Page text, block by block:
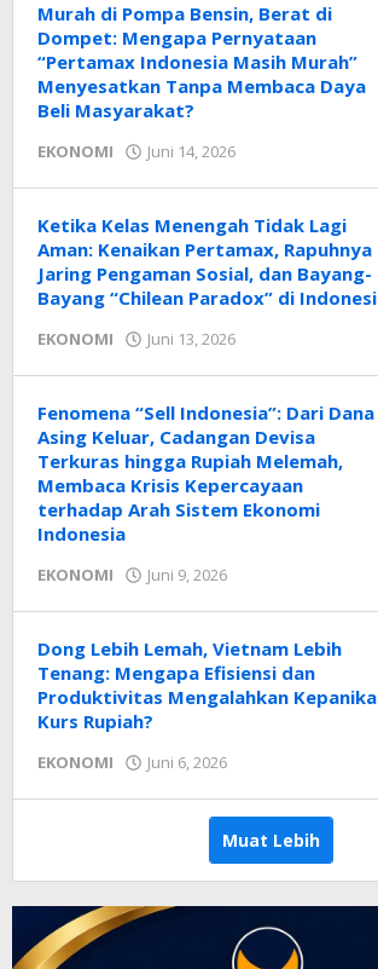
Murah di Pompa Bensin, Berat di
Dompet: Mengapa Pernyataan
“Pertamax Indonesia Masih Murah”
Menyesatkan Tanpa Membaca Daya
Beli Masyarakat?
EKONOMI Juni 14, 2026
NTT
Ketika Kelas Menengah Tidak Lagi
Aman: Kenaikan Pertamax, Rapuhnya
Jaring Pengaman Sosial, dan Bayang-
Bayang “Chilean Paradox” di
EKONOMI Juni 13, 2026
NTT
Fenomena “Sell Indonesia”: Dari Dana
Asing Keluar, Cadangan Devisa
Terkuras hingga Rupiah Melemah,
Membaca Krisis Kepercayaan
terhadap Arah Sistem Ekonomi
Indonesia
EKONOMI Juni 9, 2026
NTT
Dong Lebih Lemah, Vietnam Lebih
Tenang: Mengapa Efisiensi dan
Produktivitas Mengalahkan
Kurs Rupiah?
EKONOMI Juni 6, 2026
NTT
Muat Lebih